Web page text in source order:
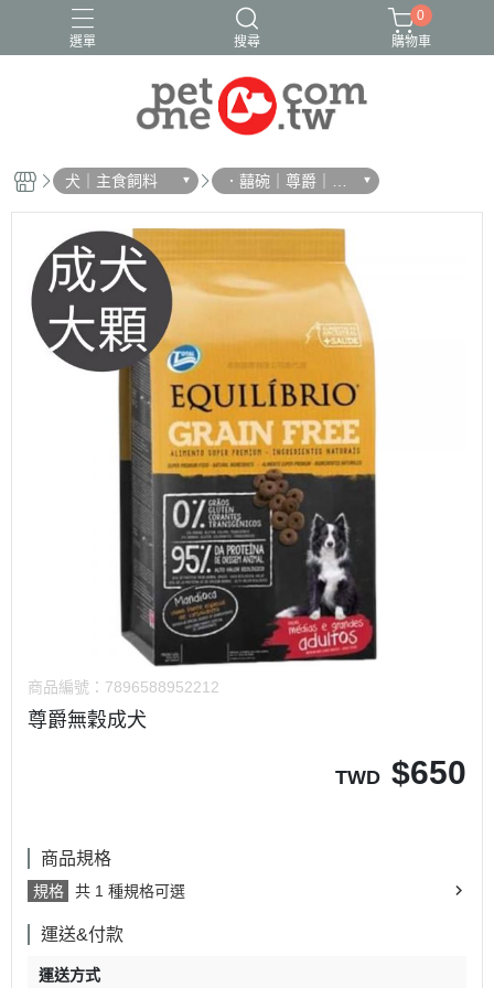
選單 搜尋
0
購物車
犬｜主食飼料
．囍碗｜尊爵｜SE
LECT BALANCE
商品編號： 7896588952212
尊爵無穀成犬
TWD $650
商品規格
規格 共 1 種規格可選
運送&付款
運送方式